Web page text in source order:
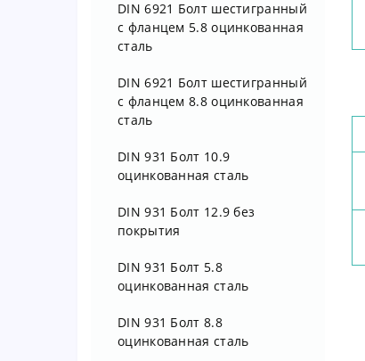
Серия Т 410 Гайка
цилиндрическая для лицевой
Серия 7100 /Серия 9100
Клетевая гайка J - образная
Серия 2100 / Серия 4100
Клетевая гайка для лицевой
Клетевая гайка для
Серия 10100 / Серия 76300
Серия 8100 Клетевой болт
DIN 6921 Болт шестигранный
с фланцем 5.8 оцинкованная
сталь
DIN 6921 Болт шестигранный
с фланцем 8.8 оцинкованная
сталь
DIN 931 Болт 10.9
оцинкованная сталь
DIN 931 Болт 12.9 без
покрытия
DIN 931 Болт 5.8
оцинкованная сталь
DIN 931 Болт 8.8
оцинкованная сталь